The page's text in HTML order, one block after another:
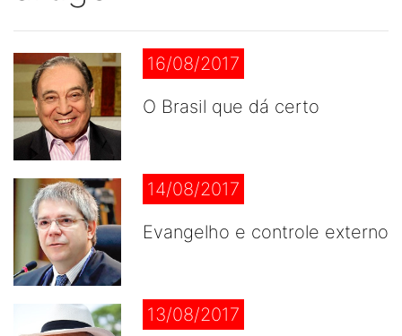
16/08/2017
O Brasil que dá certo
14/08/2017
Evangelho e controle externo
13/08/2017